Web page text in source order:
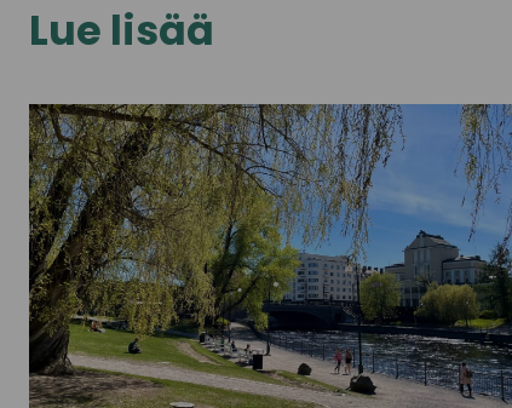
Lue lisää